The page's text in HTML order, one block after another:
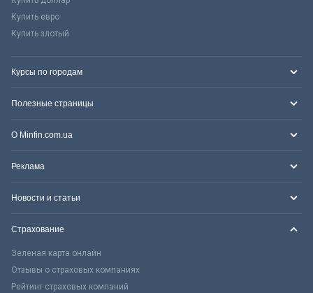
Купить евро
Купить злотый
Курсы по городам
Полезные страницы
О Minfin.com.ua
Реклама
Новости и статьи
Страхование
Зеленая карта онлайн
Отзывы о страховых компаниях
Рейтинг страховых компаний